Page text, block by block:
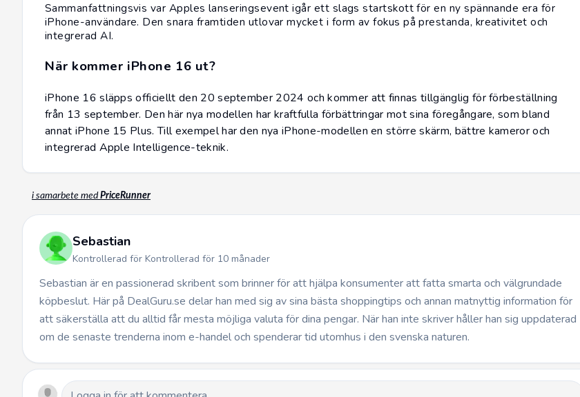
Sammanfattningsvis var Apples lanseringsevent igår ett slags startskott för en ny spännande era för
iPhone-användare. Den snara framtiden utlovar mycket i form av fokus på prestanda, kreativitet och
integrerad AI.
När kommer iPhone 16 ut?
iPhone 16 släpps officiellt den 20 september 2024 och kommer att finnas tillgänglig för förbeställning
från 13 september. Den här nya modellen har kraftfulla förbättringar mot sina föregångare, som bland
annat iPhone 15 Plus. Till exempel har den nyaiPhone-modellen en större skärm, bättre kameror och
integrerad Apple Intelligence-teknik.
i samarbete med PriceRunner
Sebastian
Kontrollerad för Kontrollerad för 10 månader
Sebastian är en passionerad skribent som brinner för att hjälpa konsumenter att fatta smarta och välgrundade
köpbeslut. Här på DealGuru.se delar han med sig av sina bästa shoppingtips och annan matnyttig information för
att säkerställa att du alltid får mesta möjliga valuta för dina pengar. När han inte skriver håller han sig uppdaterad
om de senaste trenderna inom e-handel och spenderar tid utomhus i den svenska naturen.